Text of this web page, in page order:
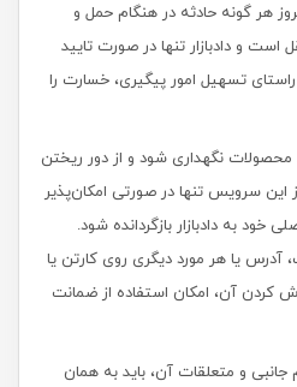
هر گونه حادثه در هنگام حمل و
و دادبازار تنها در صورت تایید
تسهیل امور پیگیری، خسارت را
نگهداری شود و از دور ریختن
این سرویس تنها در صورتی امکان‌پذیر
خود به دادبازار بازگردانده شود.
یا هر مورد دیگری روی کارتن یا
کردن آن، امکان استفاده از ضمانت
و متعلقات آن، باید به همان